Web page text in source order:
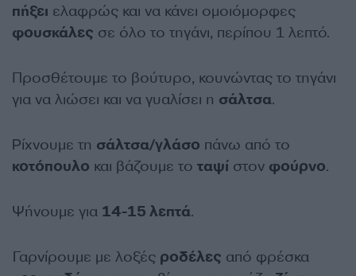
πήξει ελαφρώς και να κάνει ομοιόμορφες
φουσκάλες σε όλο το τηγάνι, περίπου 1 λεπτό.
Προσθέτουμε το βούτυρο, κουνώντας το τηγάνι
για να λιώσει και να γυαλίσει η σάλτσα.
Ρίχνουμε τη σάλτσα/γλάσο πάνω από το
κοτόπουλο και βάζουμε το ταψί στον φούρνο.
Ψήνουμε για 14-15 λεπτά.
Γαρνίρουμε με λοξές ροδέλες από φρέσκα